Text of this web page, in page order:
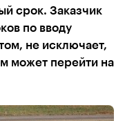
срок. Заказчик
по вводу
не исключает,
может перейти на